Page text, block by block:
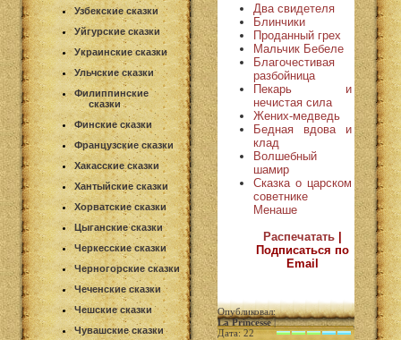
Узбекские сказки
Уйгурские сказки
Украинские сказки
Ульчские сказки
Филиппинские
сказки
Финские сказки
Французские сказки
Хакасские сказки
Хантыйские сказки
Хорватские сказки
Цыганские сказки
Черкесские сказки
Черногорские сказки
Чеченские сказки
Чешские сказки
Чувашские сказки
Два свидетеля
Блинчики
Проданный грех
Мальчик Бебеле
Благочестивая
разбойница
Пекарь и
нечистая сила
Жених-медведь
Бедная вдова и
клад
Волшебный
шамир
Сказка о царском
советнике
Менаше
Распечатать
Подписаться по
Email
Опубликовал:
La Princesse|
Дата: 22